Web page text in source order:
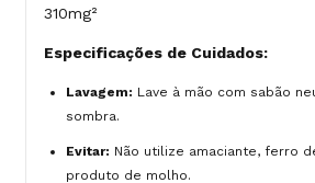
310mg²
Especificações de Cuidados:
Lavagem: Lave à mão com sabão
sombra.
Evitar: Não utilize amaciante, ferro
produto de molho.